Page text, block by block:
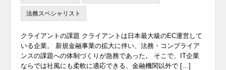
法務スペシャリスト
クライアントの課題 クライアントは日本最大級のEC運営して
いる企業。 新規金融事業の拡大に伴い、法務・コンプライア
ンスの課題への体制づくりが急務であった。 そこで、IT企業
ならでは社風にも柔軟に適応できる、金融機関以外で […]